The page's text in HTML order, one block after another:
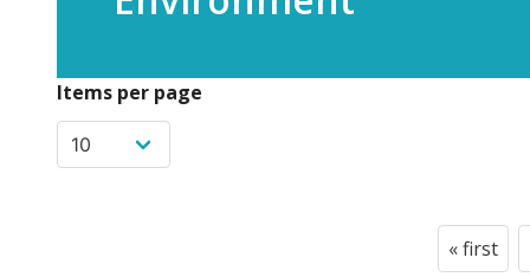
Items per page
Paginación
First
« first